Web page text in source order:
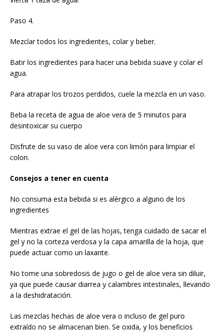
Paso 4.
Mezclar todos los ingredientes, colar y beber.
Batir los ingredientes para hacer una bebida suave y colar el
agua.
Para atrapar los trozos perdidos, cuele la mezcla en un vaso.
Beba la receta de agua de aloe vera de 5 minutos para
desintoxicar su cuerpo
Disfrute de su vaso de aloe vera con limón para limpiar el
colon.
Consejos a tener en cuenta
No consuma esta bebida si es alérgico a alguno de los
ingredientes
Mientras extrae el gel de las hojas, tenga cuidado de sacar el
gel y no la corteza verdosa y la capa amarilla de la hoja, que
puede actuar como un laxante.
No tome una sobredosis de jugo o gel de aloe vera sin diluir,
ya que puede causar diarrea y calambres intestinales, llevando
a la deshidratación.
Las mezclas hechas de aloe vera o incluso de gel puro
extraído no se almacenan bien. Se oxida, y los beneficios